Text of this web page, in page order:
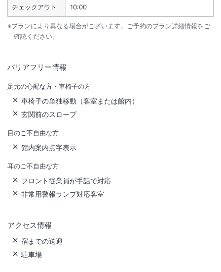
チェックアウト 10:00
※プランにより異なる場合がございます。ご予約のプラン詳細情報をご
確認ください。
バリアフリー情報
足元の心配な方・車椅子の方
車椅子の単独移動（客室または館内）
玄関前のスロープ
目のご不自由な方
館内案内点字表示
耳のご不自由な方
フロント従業員が手話で対応
非常用警報ランプ対応客室
アクセス情報
宿までの送迎
駐車場